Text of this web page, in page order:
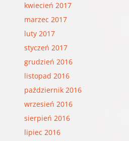
kwiecień 2017
marzec 2017
luty 2017
styczeń 2017
grudzień 2016
listopad 2016
październik 2016
wrzesień 2016
sierpień 2016
lipiec 2016